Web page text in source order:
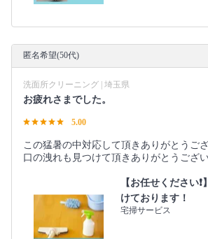
匿名希望(50代)
洗面所クリーニング | 埼玉県
お疲れさまでした。
5.00
この猛暑の中対応して頂きありがとうご
口の洩れも見つけて頂きありがとうござい
【お任せください
けております！
宅掃サービス